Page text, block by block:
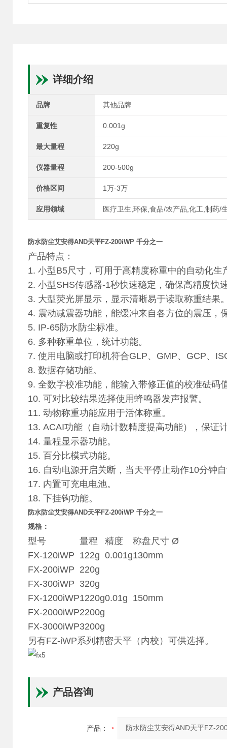
详细介绍
品牌 其他品牌
重复性 0.001g
最大量程 220g
仪器量程 200-500g
价格区间 1万-3万
应用领域 医疗卫生,环保,食品/农产品,化工,制药/
防水防尘艾安得AND天平FZ-200iWP 千分之一
产品特点：
1. 小型B5尺寸，可用于高精度称重中的自动化生
2. 小型SHS传感器-1秒快速稳定，确保高精度快
3. 大型荧光屏显示，显示清晰易于读取称重结果
4. 震动减震器功能，能缓冲来自各方位的震压，
5. IP-65防水防尘标准。
6. 多种称重单位，统计功能。
7. 使用电脑或打印机符合GLP、GMP、GCP、
8. 数据存储功能。
9. 全数字校准功能，能输入带修正值的校准砝码
10. 可对比较结果选择使用蜂鸣器发声报警。
11. 动物称重功能应用于活体称重。
13. ACAI功能（自动计数精度提高功能），保证
14. 量程显示器功能。
15. 百分比模式功能。
16. 自动电源开启关断，当天平停止动作10分钟
17. 内置可充电电池。
18. 下挂钩功能。
防水防尘艾安得AND天平FZ-200iWP 千分之一
规格：
型号 量程 精度
称盘尺寸 Ø
FX-120iWP 122g 0.001g130mm
FX-200iWP 220g
FX-300iWP 320g
FX-1200iWP1220g0.01g 150mm
FX-2000iWP2200g
FX-3000iWP3200g
另有FZ-iWP系列精密天平（内校）可供选择。
产品咨询
产品：